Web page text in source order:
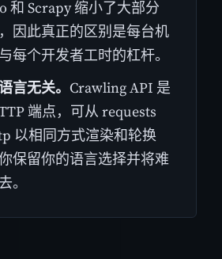
和 Scrapy 缩小了大部分
因此真正的区别是每台机
每个开发者工时的杠杆。
言无关。 Crawling API 是
端点，可从 requests
以相同方式渲染和轮换
保留你的语言选择并将难
。